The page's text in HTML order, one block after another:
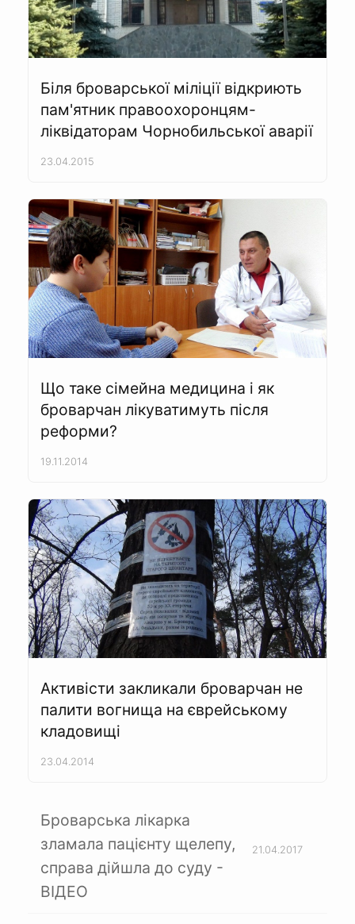
Біля броварської міліції відкриють
пам'ятник правоохоронцям-
ліквідаторам Чорнобильської аварії
23.04.2015
Що таке сімейна медицина і як
броварчан лікуватимуть після
реформи?
19.11.2014
Активісти закликали броварчан не
палити вогнища на єврейському
кладовищі
23.04.2014
Броварська лікарка
зламала пацієнту щелепу,
справа дійшла до суду -
ВІДЕО
21.04.2017